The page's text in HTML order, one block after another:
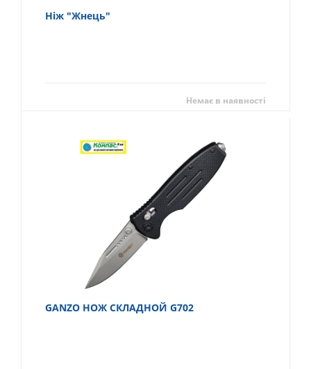
Ніж "Жнець"
Немає в наявності
GANZO НОЖ СКЛАДНОЙ G702